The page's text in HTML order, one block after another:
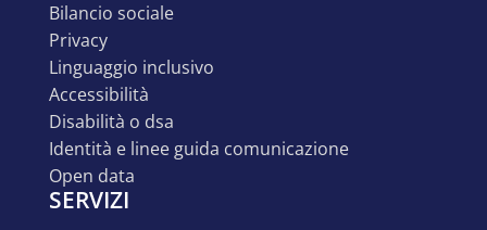
bilancio sociale
privacy
linguaggio inclusivo
accessibilità
disabilità o dsa
identità e linee guida comunicazione
open data
SERVIZI